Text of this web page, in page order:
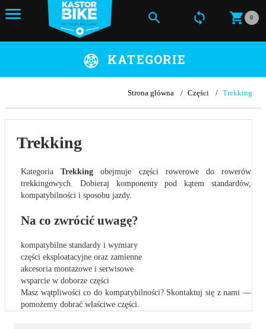
0
KATEGORIE
Strona główna Części Trekking
Trekking
KategoriaTrekking obejmuje części rowerowe do rowerów
trekkingowych. Dobieraj komponenty pod kątem standardów,
kompatybilności i sposobu jazdy.
Na co zwrócić uwagę?
kompatybilne standardy i wymiary
części eksploatacyjne oraz zamienne
akcesoria montażowe i serwisowe
wsparcie w doborze części
Masz wątpliwości co do kompatybilności? Skontaktuj się z nami —
pomożemy dobrać właściwe części.